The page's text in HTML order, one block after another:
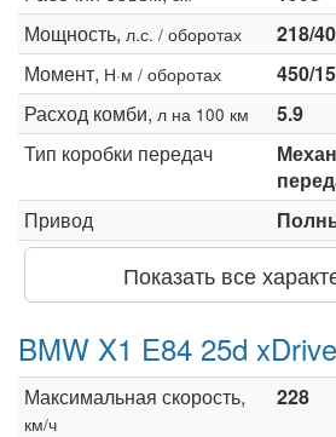
Мощность, л.с. / оборотах
218/
Момент, Н·м / оборотах
450/
Расход комби, л на 100 км
5.9
Тип коробки передач
Привод
Показать все
BMW X1 E84 25d
Максимальная скорость,
км/ч
228